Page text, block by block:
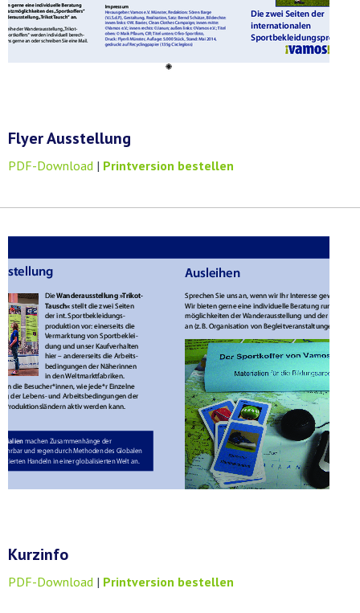
Flyer Ausstellung
PDF-Download | Printversion bestellen
Kurzinfo
PDF-Download | Printversion bestellen